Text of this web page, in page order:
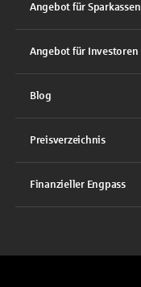
Angebot für Sparkassen
Angebot für Investoren
Blog
Preisverzeichnis
Finanzieller Engpass